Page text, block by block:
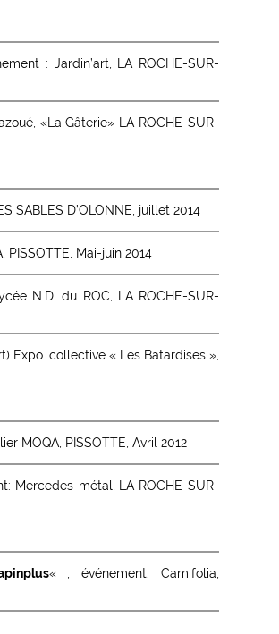
: Jardin’art, LA ROCHE-SUR-
«La Gâterie» LA ROCHE-SUR-
SABLES D’OLONNE, juillet 2014
PISSOTTE, Mai-juin 2014
N.D. du ROC, LA ROCHE-SUR-
Expo. collective « Les Batardises »,
MOQA, PISSOTTE, Avril 2012
Mercedes-métal, LA ROCHE-SUR-
« , événement: Camifolia,